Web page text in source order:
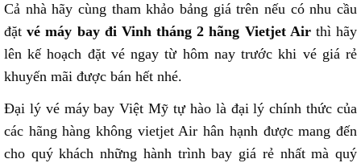
Cả nhà hãy cùng tham khảo bảng giá trên nếu có nhu cầu
đặtvé máy bay đi Vinh tháng 2 hãng Vietjet Airthì hãy
lên kế hoạch đặt vé ngay từ hôm nay trước khi vé giá rẻ
khuyến mãi được bán hết nhé.
Đại lý vé máy bay Việt Mỹ tự hào là đại lý chính thức của
các hãng hàng không vietjet Air hân hạnh được mang đến
cho quý khách những hành trình bay giá rẻ nhất mà quý